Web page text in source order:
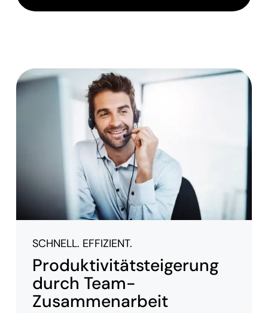
SCHNELL. EFFIZIENT.
Produktivitätsteigerung
durch Team-
Zusammenarbeit